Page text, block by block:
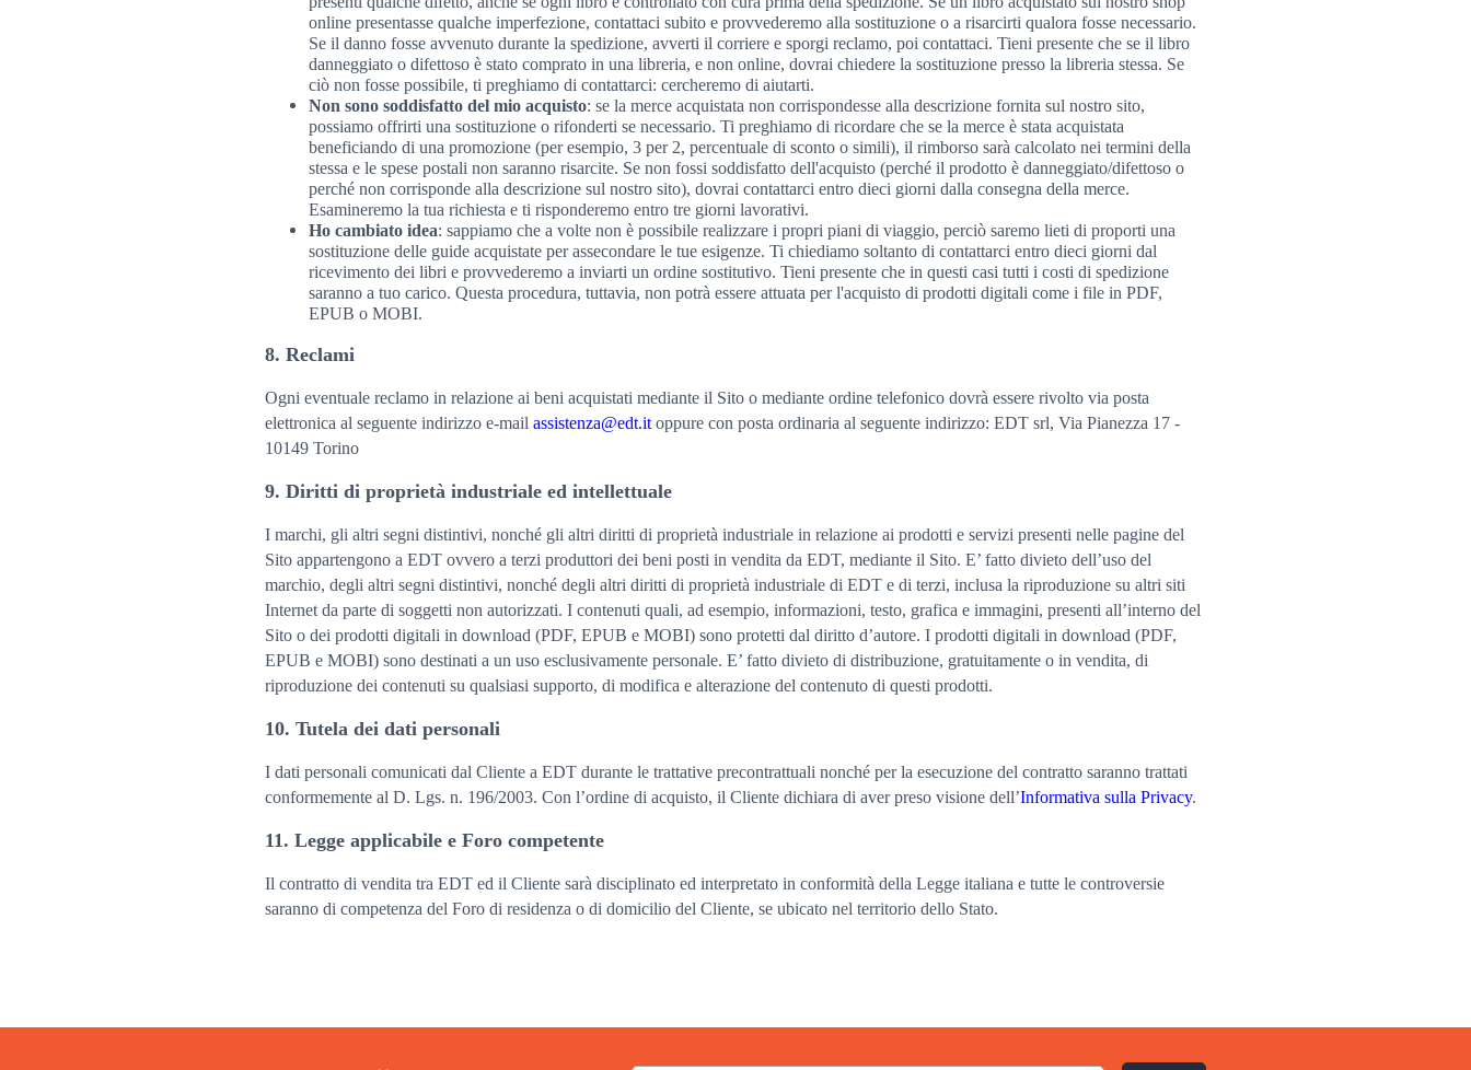
online presentasse qualche imperfezione, contattaci subito e provvederemo alla sostituzione o a risarcirti qualora fosse necessario.
Se il danno fosse avvenuto durante la spedizione, avverti il corriere e sporgi reclamo, poi contattaci. Tieni presente che se il libro
danneggiato o difettoso è stato comprato in una libreria, e non online, dovrai chiedere la sostituzione presso la libreria stessa. Se
ciò non fosse possibile, ti preghiamo di contattarci: cercheremo di aiutarti.
Non sono soddisfatto del mio acquisto: se la merce acquistata non corrispondesse alla descrizione fornita sul nostro sito,
possiamo offrirti una sostituzione o rifonderti se necessario. Ti preghiamo di ricordare che se la merce è stata acquistata
beneficiando di una promozione (per esempio, 3 per 2, percentuale di sconto o simili), il rimborso sarà calcolato nei termini della
stessa e le spese postali non saranno risarcite. Se non fossi soddisfatto dell'acquisto (perché il prodotto è danneggiato/difettoso o
perché non corrisponde alla descrizione sul nostro sito), dovrai contattarci entro dieci giorni dalla consegna della merce.
Esamineremo la tua richiesta e ti risponderemo entro tre giorni lavorativi.
Ho cambiato idea: sappiamo che a volte non è possibile realizzare i propri piani di viaggio, perciò saremo lieti di proporti una
sostituzione delle guide acquistate per assecondare le tue esigenze. Ti chiediamo soltanto di contattarci entro dieci giorni dal
ricevimento dei libri e provvederemo a inviarti un ordine sostitutivo. Tieni presente che in questi casi tutti i costi di spedizione
saranno a tuo carico. Questa procedura, tuttavia, non potrà essere attuata per l'acquisto di prodotti digitali come i file in PDF,
EPUB o MOBI.
8. Reclami
Ogni eventuale reclamo in relazione ai beni acquistati mediante il Sito o mediante ordine telefonico dovrà essere rivolto via posta
elettronica al seguente indirizzo e-mail assistenza@edt.it oppure con posta ordinaria al seguente indirizzo: EDT srl, Via Pianezza 17 -
10149 Torino
9. Diritti di proprietà industriale ed intellettuale
I marchi, gli altri segni distintivi, nonché gli altri diritti di proprietà industriale in relazione ai prodotti e servizi presenti nelle pagine del
Sito appartengono a EDT ovvero a terzi produttori dei beni posti in vendita da EDT, mediante il Sito. E’ fatto divieto dell’uso del
marchio, degli altri segni distintivi, nonché degli altri diritti di proprietà industriale di EDT e di terzi, inclusa la riproduzione su altri siti
Internet da parte di soggetti non autorizzati. I contenuti quali, ad esempio, informazioni, testo, grafica e immagini, presenti all’interno del
Sito o dei prodotti digitali in download (PDF, EPUB e MOBI) sono protetti dal diritto d’autore. I prodotti digitali in download (PDF,
EPUB e MOBI) sono destinati a un uso esclusivamente personale. E’ fatto divieto di distribuzione, gratuitamente o in vendita, di
riproduzione dei contenuti su qualsiasi supporto, di modifica e alterazione del contenuto di questi prodotti.
10. Tutela dei dati personali
I dati personali comunicati dal Cliente a EDT durante le trattative precontrattuali nonché per la esecuzione del contratto saranno trattati
conformemente al D. Lgs. n. 196/2003. Con l’ordine di acquisto, il Cliente dichiara di aver preso visione dell’Informativa sulla Privacy.
11. Legge applicabile e Foro competente
Il contratto di vendita tra EDT ed il Cliente sarà disciplinato ed interpretato in conformità della Legge italiana e tutte le controversie
saranno di competenza del Foro di residenza o di domicilio del Cliente, se ubicato nel territorio dello Stato.